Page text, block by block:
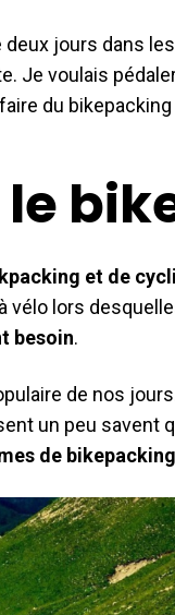
jours dans
Je voulais
du
et de
vélo lors
besoin.
de nos
un peu savent
de